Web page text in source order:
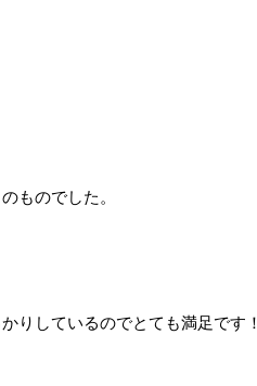
ものでした。
りしているのでとても満足です！